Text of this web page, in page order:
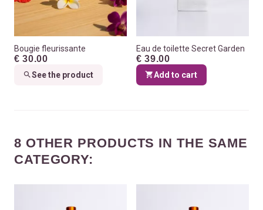
Bougie fleurissante
€ 30.00
See the product
Eau de toilette Secret Garden
€ 39.00
Add to cart
8 OTHER PRODUCTS IN THE SAME
CATEGORY: